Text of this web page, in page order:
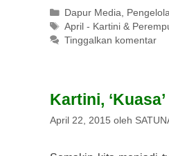
Kategori
Dapur Media,
Tag
April - Kartini &
Tinggalkan komentar
Kartini,
April 22, 2015 oleh